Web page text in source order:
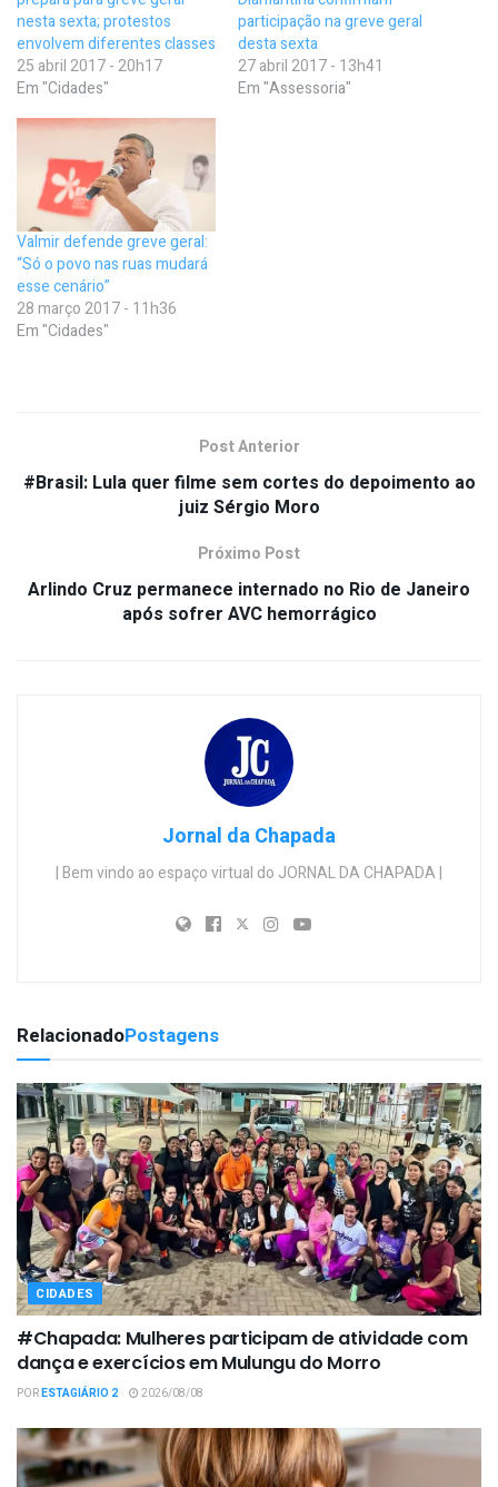
nesta sexta; protestos
envolvem diferentes classes
25 abril 2017 - 20h17
Em "Cidades"
participação na greve geral
desta sexta
27 abril 2017 - 13h41
Em "Assessoria"
Valmir defende greve geral:
“Só o povo nas ruas mudará
esse cenário”
28 março 2017 - 11h36
Em "Cidades"
Post Anterior
#Brasil: Lula quer filme sem cortes do depoimento ao
juiz Sérgio Moro
Próximo Post
Arlindo Cruz permanece internado no Rio de Janeiro
após sofrer AVC hemorrágico
Jornal da Chapada
| Bem vindo ao espaço virtual do JORNAL DA CHAPADA |
RelacionadoPostagens
CIDADES
#Chapada: Mulheres participam de atividade com
dança e exercícios em Mulungu do Morro
PORESTAGIÁRIO 2 2026/08/08